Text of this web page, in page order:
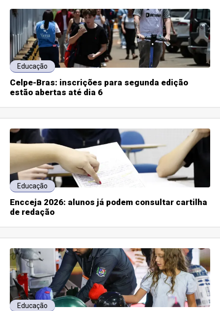
Educação
Celpe-Bras: inscrições para segunda edição
estão abertas até dia 6
Educação
Encceja 2026: alunos já podem consultar cartilha
de redação
Educação